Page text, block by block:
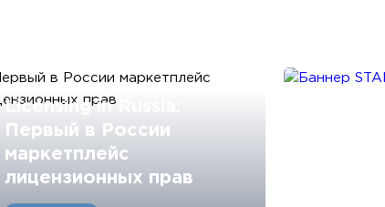
Licensing in Russia:
Первый в России
маркетплейс
лицензионных прав